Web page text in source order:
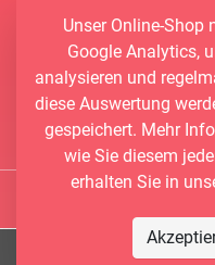
ALIZE Yarns
Bobbel
Bobbiny
Chenille Garne
Himalaya Yarns
Konengarn
PAPATYA Yarns
Service &
Konto
Newsletter
Kontakt
Angebote
Händler-Shop
Wunschbobbel-
© 2026
Unser Online-Shop
Google Analytics,
analysieren und
diese Auswertung
gespeichert. Mehr
wie Sie diesem
erhalten Sie in